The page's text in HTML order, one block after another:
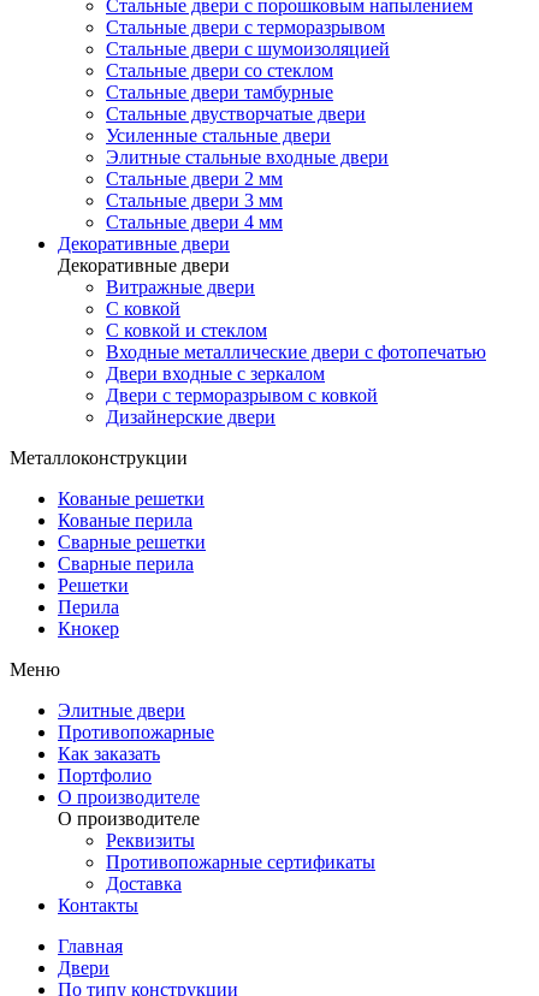
Стальные двери с порошковым напылением
Стальные двери с терморазрывом
Стальные двери с шумоизоляцией
Стальные двери со стеклом
Стальные двери тамбурные
Стальные двустворчатые двери
Усиленные стальные двери
Элитные стальные входные двери
Стальные двери 2 мм
Стальные двери 3 мм
Стальные двери 4 мм
Декоративные двери
Декоративные двери
Витражные двери
С ковкой
С ковкой и стеклом
Входные металлические двери с фотопечатью
Двери входные с зеркалом
Двери с терморазрывом с ковкой
Дизайнерские двери
Металлоконструкции
Кованые решетки
Кованые перила
Сварные решетки
Сварные перила
Решетки
Перила
Кнокер
Меню
Элитные двери
Противопожарные
Как заказать
Портфолио
О производителе
О производителе
Реквизиты
Противопожарные сертификаты
Доставка
Контакты
Главная
Двери
По типу конструкции